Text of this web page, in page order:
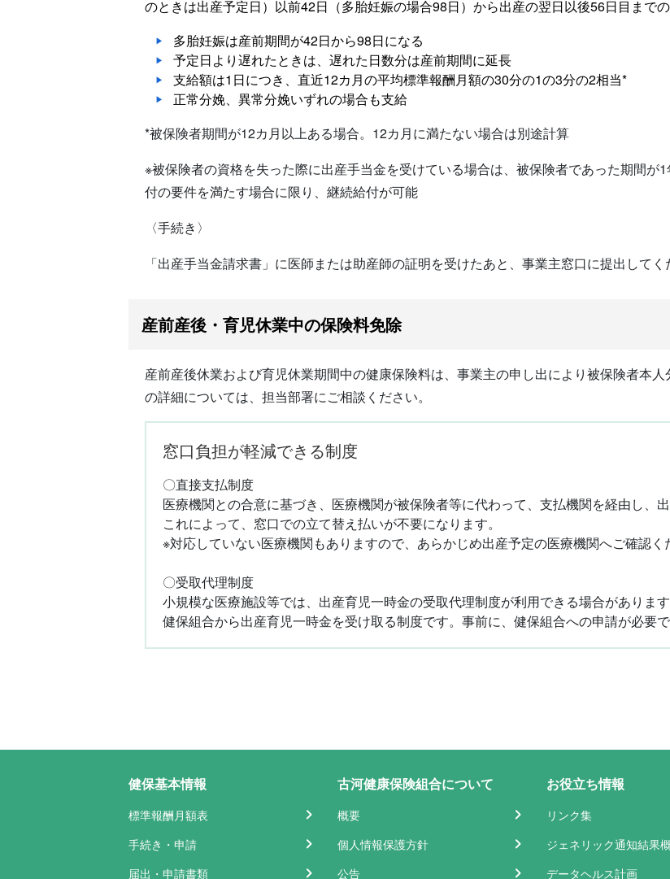
のときは出産予定日）以前42日（多胎妊娠の場合98日）から出産の翌日以後56日目まで
多胎妊娠は産前期間が42日から98日になる
予定日より遅れたときは、遅れた日数分は産前期間に延長
支給額は1日につき、直近12カ月の平均標準報酬月額の30分の1の3分の2相当*
正常分娩、異常分娩いずれの場合も支給
*被保険者期間が12カ月以上ある場合。12カ月に満たない場合は別途計算
※被保険者の資格を失った際に出産手当金を受けている場合は、被保険者であった期間が
付の要件を満たす場合に限り、継続給付が可能
〈手続き〉
「出産手当金請求書」に医師または助産師の証明を受けたあと、事業主窓口に提出してく
産前産後・育児休業中の保険料免除
産前産後休業および育児休業期間中の健康保険料は、事業主の申し出により被保険者本
の詳細については、担当部署にご相談ください。
窓口負担が軽減できる制度
〇直接支払制度
医療機関との合意に基づき、医療機関が被保険者等に代わって、支払機関を経由し、
これによって、窓口での立て替え払いが不要になります。
※対応していない医療機関もありますので、あらかじめ出産予定の医療機関へご確認く
〇受取代理制度
小規模な医療施設等では、出産育児一時金の受取代理制度が利用できる場合がありま
健保組合から出産育児一時金を受け取る制度です。事前に、健保組合への申請が必要で
健保基本情報
標準報酬月額表
手続き・申請
届出・申請書類
古河健康保険組合について
概要
個人情報保護方針
公告
お役立ち情報
リンク集
ジェネリック通知結果
データヘルス計画